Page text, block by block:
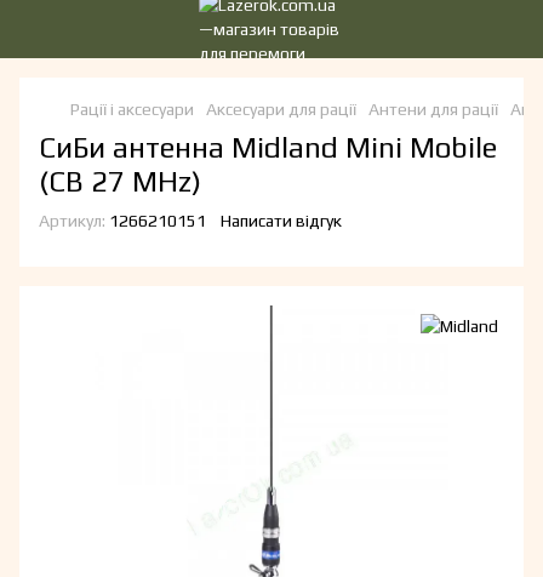
Рації і аксесуари Аксесуари для рації Антени для рації
СиБи антенна Midland Mini Mobile
(CB 27 MHz)
Артикул: 1266210151 Написати відгук